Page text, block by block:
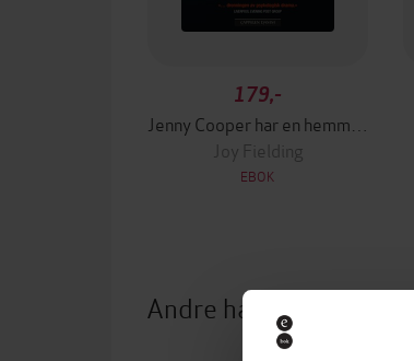
179,-
Joy Fielding
EBOK
Andre har også kjøpt